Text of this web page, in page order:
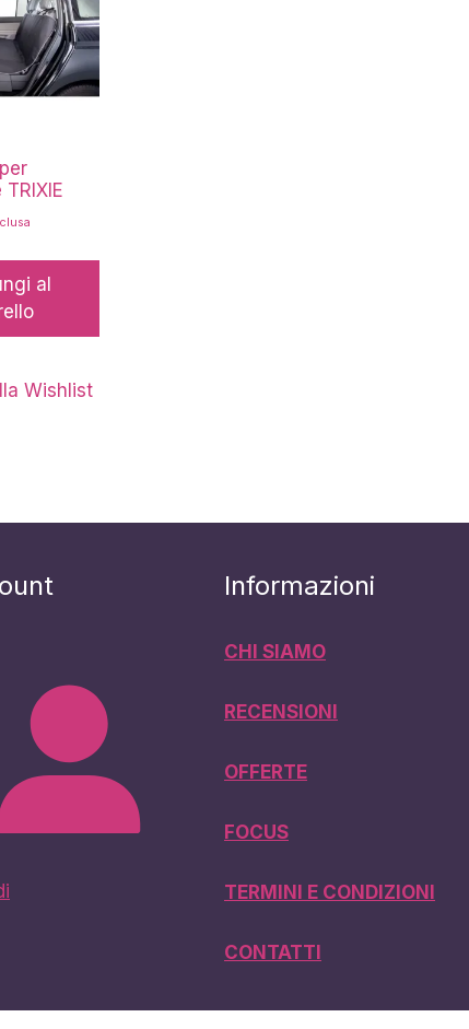
al
Wishlist
Informazioni
CHI SIAMO
RECENSIONI
OFFERTE
FOCUS
TERMINI E CONDIZIONI
CONTATTI